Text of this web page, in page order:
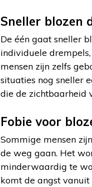
Sneller blozen
De één gaat sneller
individuele
mensen zijn zelfs
situaties nog sneller
die de zichtbaarheid
Fobie voor
Sommige mensen
de weg gaan. Het
minderwaardig te
komt de angst